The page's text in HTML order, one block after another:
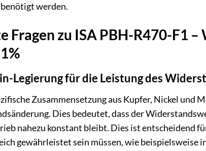
werden.
Fragen zu ISA PBH-R470-F1
Legierung für die Leistung des
Zusammensetzung aus Kupfer, Nickel und
Dies bedeutet, dass der
nahezu konstant bleibt. Dies ist entscheidend
gewährleistet sein müssen, wie beispielsweise